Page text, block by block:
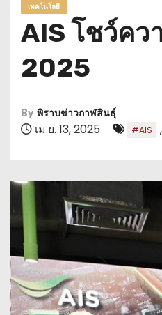
เทคโนโลยี
AIS โชว์คว
2025
By พิราบข่าวกาฬสินธุ์
เม.ย. 13, 2025 #AIS ,